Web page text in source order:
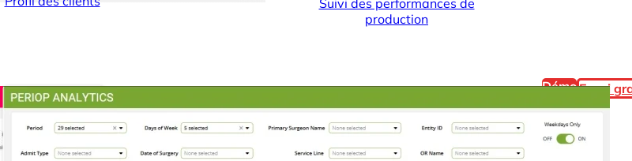
DémoEssai
production